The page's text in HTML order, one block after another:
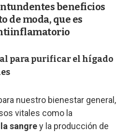
beneficios
de moda, que es
para purificar el hígado
nuestro bienestar general,
vitales como la
sangrey la producción de